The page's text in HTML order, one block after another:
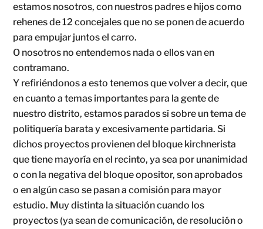
estamos nosotros, con nuestros padres e hijos como
rehenes de 12 concejales que no se ponen de acuerdo
para empujar juntos el carro.
O nosotros no entendemos nada o ellos van en
contramano.
Y refiriéndonos a esto tenemos que volver a decir, que
en cuanto a temas importantes para la gente de
nuestro distrito, estamos parados sí sobre un tema de
politiquería barata y excesivamente partidaria. Si
dichos proyectos provienen del bloque kirchnerista
que tiene mayoría en el recinto, ya sea por unanimidad
o con la negativa del bloque opositor, son aprobados
o en algún caso se pasan a comisión para mayor
estudio. Muy distinta la situación cuando los
proyectos (ya sean de comunicación, de resolución o